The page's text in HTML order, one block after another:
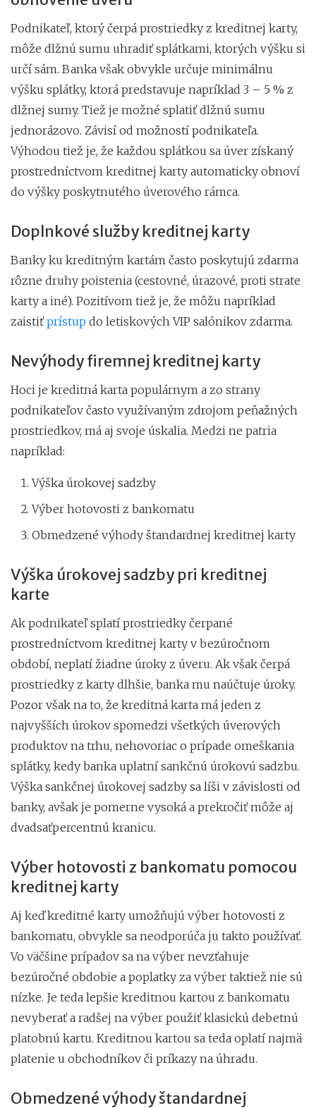
Podnikateľ, ktorý čerpá prostriedky z kreditnej karty,
môže dlžnú sumu uhradiť splátkami, ktorých výšku si
určí sám. Banka však obvykle určuje minimálnu
výšku splátky, ktorá predstavuje napríklad 3 – 5 % z
dlžnej sumy. Tiež je možné splatiť dlžnú sumu
jednorázovo. Závisí od možností podnikateľa.
Výhodou tiež je, že každou splátkou sa úver získaný
prostredníctvom kreditnej karty automaticky obnoví
do výšky poskytnutého úverového rámca.
Doplnkové služby kreditnej karty
Banky ku kreditným kartám často poskytujú zdarma
rôzne druhy poistenia (cestovné, úrazové, proti strate
karty a iné). Pozitívom tiež je, že môžu napríklad
zaistiťprístup do letiskových VIP salónikov zdarma.
Nevýhody firemnej kreditnej karty
Hoci je kreditná karta populárnym a zo strany
podnikateľov často využívaným zdrojom peňažných
prostriedkov, má aj svoje úskalia. Medzi ne patria
napríklad:
Výška úrokovej sadzby
Výber hotovosti z bankomatu
Obmedzené výhody štandardnej kreditnej karty
Výška úrokovej sadzby pri kreditnej
karte
Ak podnikateľ splatí prostriedky čerpané
prostredníctvom kreditnej karty v bezúročnom
období, neplatí žiadne úroky z úveru. Ak však čerpá
prostriedky z karty dlhšie, banka mu naúčtuje úroky.
Pozor však na to, že kreditná karta má jeden z
najvyšších úrokov spomedzi všetkých úverových
produktov na trhu, nehovoriac o prípade omeškania
splátky, kedy banka uplatní sankčnú úrokovú sadzbu.
Výška sankčnej úrokovej sadzby sa líši v závislosti od
banky, avšak je pomerne vysoká a prekročiť môže aj
dvadsaťpercentnú kranicu.
Výber hotovosti z bankomatu pomocou
kreditnej karty
Aj keď kreditné karty umožňujú výber hotovosti z
bankomatu, obvykle sa neodporúča ju takto používať.
Vo väčšine prípadov sa na výber nevzťahuje
bezúročné obdobie a poplatky za výber taktiež nie sú
nízke. Je teda lepšie kreditnou kartou z bankomatu
nevyberať a radšej na výber použiť klasickú debetnú
platobnú kartu. Kreditnou kartou sa teda oplatí najmä
platenie u obchodníkov či príkazy na úhradu.
Obmedzené výhody štandardnej